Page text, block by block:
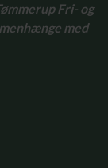
Fri- og
med